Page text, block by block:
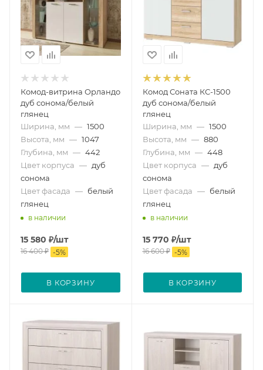
Комод-витрина Орландо
дуб сонома/белый
глянец
Ширина, мм — 1500
Высота, мм — 1047
Глубина, мм — 442
Цвет корпуса — дуб
сонома
Цвет фасада — белый
глянец
в наличии
15 580 ₽/шт
16 400₽ -5%
В КОРЗИНУ
Комод Соната КС-1500
дуб сонома/белый
глянец
Ширина, мм — 1500
Высота, мм — 880
Глубина, мм — 448
Цвет корпуса — дуб
сонома
Цвет фасада — белый
глянец
в наличии
15 770 ₽/шт
16 600₽ -5%
В КОРЗИНУ